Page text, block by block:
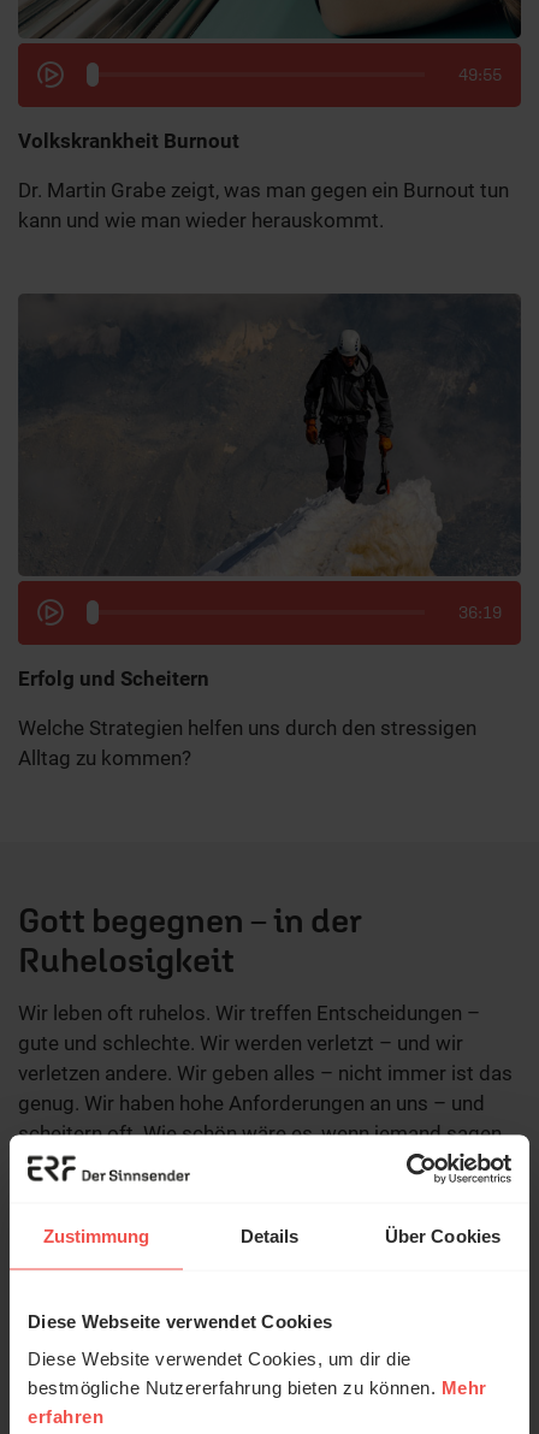
Zustimmung Details Über Cookies
Diese Webseite verwendet Cookies
Diese Website verwendet Cookies, um dir die
bestmögliche Nutzererfahrung bieten zu können. Mehr
erfahren
49:55
Volkskrankheit Burnout
Dr. Martin Grabe zeigt, was man gegen ein Burnout tun
kann und wie man wieder herauskommt.
36:19
Erfolg und Scheitern
Welche Strategien helfen uns durch den stressigen
Alltag zu kommen?
Gott begegnen – in der
Ruhelosigkeit
Wir leben oft ruhelos. Wir treffen Entscheidungen –
gute und schlechte. Wir werden verletzt – und wir
verletzen andere. Wir geben alles – nicht immer ist das
genug. Wir haben hohe Anforderungen an uns – und
scheitern oft. Wie schön wäre es, wenn jemand sagen
würde: „Ruh dich aus, es ist o.k. so!"